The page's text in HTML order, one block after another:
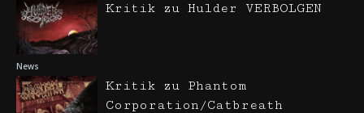
News
Kritik zu Hulder VERBOLGEN
Kritik zu Phantom
Corporation/Catbreath